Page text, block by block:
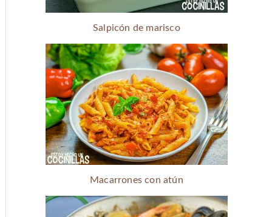
Salpicón de marisco
Macarrones con atún